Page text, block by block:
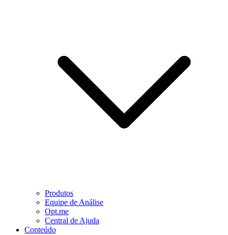
Produtos
Equipe de Análise
Opt.me
Central de Ajuda
Conteúdo